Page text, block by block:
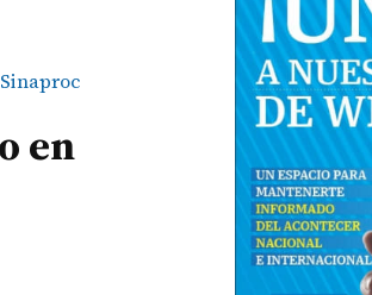
Sinaproc
en